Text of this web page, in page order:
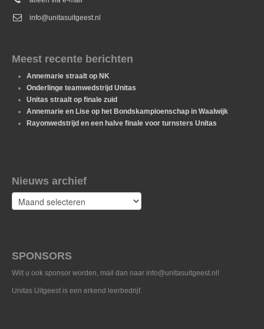
info@unitasuitgeest.nl
Meest recente berichten
Annemarie straalt op NK
Onderlinge teamwedstrijd Unitas
Unitas straalt op finale zuid
Annemarie en Lise op het Bondskampioenschap in Waalwijk
Rayonwedstrijd en een halve finale voor turnsters Unitas
Nieuws archief
Nieuws
archief
SPONSORS
Wilt u ook sponsor worden, mail dan naar info@unitasuitgeest.nl!
Unitas Uitgeest is een erkend leerbedrijf.